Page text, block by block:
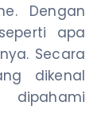
Dengan
apa
Secara
dikenal